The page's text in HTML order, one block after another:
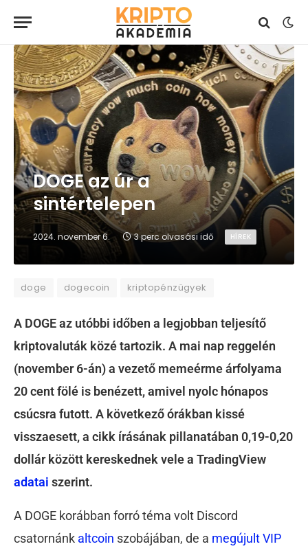
DOGE az úr a
sintértelepen
2024. november 6. 3 perc olvasási idő HÍREK
doge dogecoin kriptopénzügyek
A DOGE az utóbbi időben a legjobban teljesítő
kriptovaluták közé tartozik. A mai nap reggelén
(november 6-án) a vezető memeérme árfolyama
20 cent fölé is benézett, amivel nyolc hónapos
csúcsra futott. A következő órákban kissé
visszaesett, a cikk írásának pillanatában 0,19-0,20
dollár között kereskednek vele a TradingView
adatai szerint.
A DOGE korábban forró téma volt Discord
csatornánk altcoin szobájában, de a megújult VIP